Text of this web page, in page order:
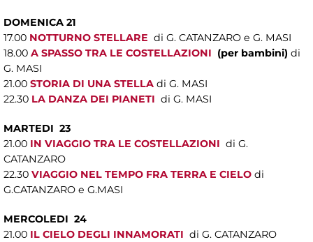
DOMENICA 21
17.00 NOTTURNO STELLARE di G. CATANZARO e G. MASI
18.00 A SPASSO TRA LE COSTELLAZIONI (per bambini) di
G. MASI
21.00 STORIA DI UNA STELLA di G. MASI
22.30 LA DANZA DEI PIANETI di G. MASI
MARTEDI 23
21.00 IN VIAGGIO TRA LE COSTELLAZIONI di G.
CATANZARO
22.30 VIAGGIO NEL TEMPO FRA TERRA E CIELO di
G.CATANZARO e G.MASI
MERCOLEDI 24
21.00 IL CIELO DEGLI INNAMORATI di G. CATANZARO